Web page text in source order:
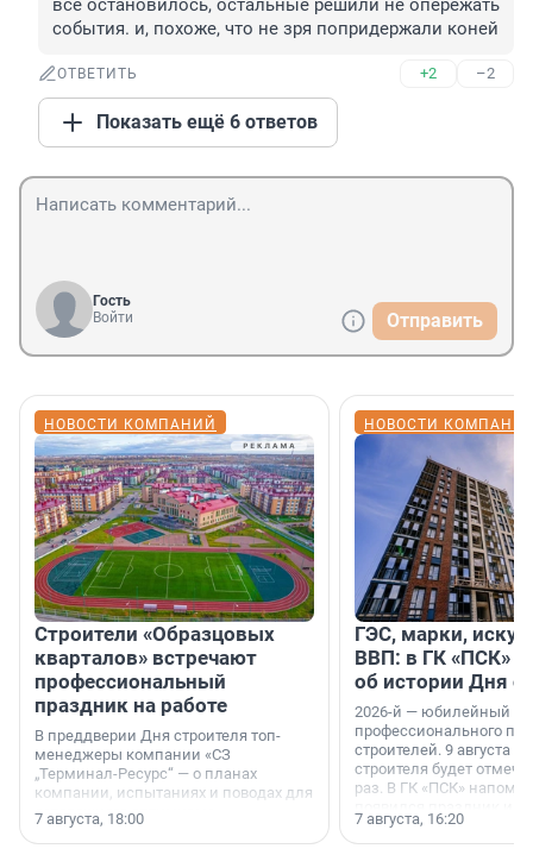
всё остановилось, остальные решили не опережать
события. и, похоже, что не зря попридержали коней
ОТВЕТИТЬ +2 –2
Показать ещё 6 ответов
Гость
Войти
Отправить
НОВОСТИ КОМПАНИЙ
Строители «Образцовых
кварталов» встречают
профессиональный
праздник на работе
В преддверии Дня строителя топ-
менеджеры компании «СЗ
„Терминал-Ресурс“ — о планах
компании, испытаниях и поводах для
осторожного оптимизма.
7 августа, 18:00
НОВОСТИ
ГЭС, марки,
ВВП: в ГК «ПСК»
об истории Дня
2026-й — юбилейный
профессионального
строителей. 9 августа
строителя будет
раз. В ГК «ПСК»
поменялась роль
7 августа, 16:20